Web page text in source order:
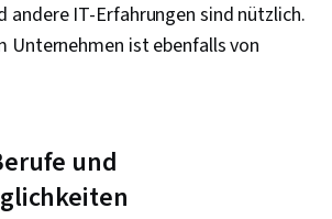
andere IT-Erfahrungen sind nützlich.
Unternehmen ist ebenfalls von
und